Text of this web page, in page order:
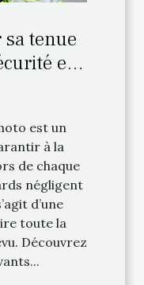
tenue
et
est un
à la
de chaque
négligent
d’une
toute la
Découvrez